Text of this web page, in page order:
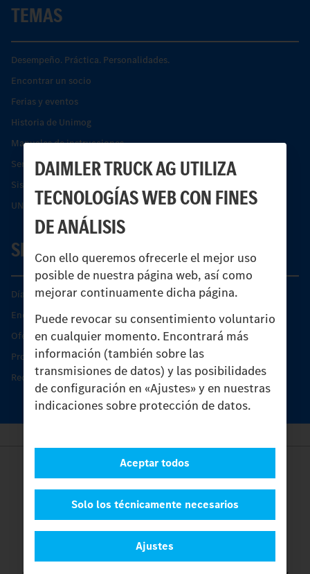
DAIMLER TRUCK AG UTILIZA
TECNOLOGÍAS WEB CON FINES
DE ANÁLISIS
Con ello queremos ofrecerle el mejor uso
posible de nuestra página web, así como
mejorar continuamente dicha página.
Puede revocar su consentimiento voluntario
en cualquier momento. Encontrará más
información (también sobre las
transmisiones de datos) y las posibilidades
de configuración en «Ajustes» y en nuestras
indicaciones sobre protección de datos.
Ajustes
Solo los técnicamente necesarios
Aceptar todos
TEMAS
Desempeño. Práctica. Personalidades.
Encontrar un socio
Ferias y eventos
Historia de Unimog
Manuales de instrucciones
Servicios financieros
Sistemas de asistencia de seguridad Econic
UNI-TOUCH®
SERVICIO
Días de Servicio del Unimog
Encontrar un socio
Oferta de servicio del Unimog
Productos de piezas y servicio
Recambios originales
Provider
Contacto
Protección de datos
Ajustes